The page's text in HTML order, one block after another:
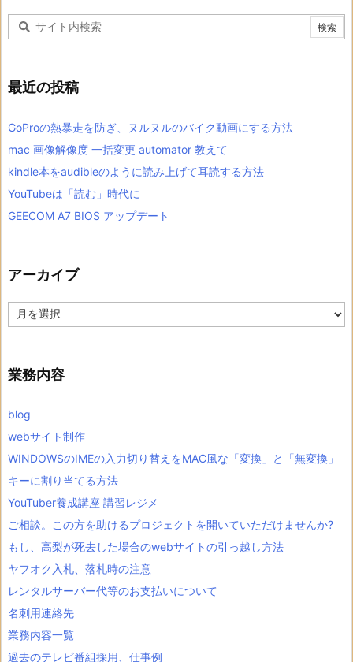
最近の投稿
GoProの熱暴走を防ぎ、ヌルヌルのバイク動画にする方法
mac 画像解像度 一括変更 automator 教えて
kindle本をaudibleのように読み上げて耳読する方法
YouTubeは「読む」時代に
GEECOM A7 BIOS アップデート
アーカイブ
ー
ブ
業務内容
blog
webサイト制作
WINDOWSのIMEの入力切り替えをMAC風な「変換」と「無変換」
キーに割り当てる方法
YouTuber養成講座 講習レジメ
ご相談。この方を助けるプロジェクトを開いていただけませんか?
もし、高梨が死去した場合のwebサイトの引っ越し方法
ヤフオク入札、落札時の注意
レンタルサーバー代等のお支払いについて
名刺用連絡先
業務内容一覧
過去のテレビ番組採用、仕事例